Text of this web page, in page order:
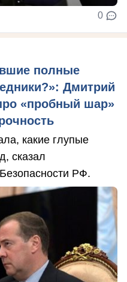
0
полные
Дмитрий
«пробный шар»
какие глупые
сказал
РФ.